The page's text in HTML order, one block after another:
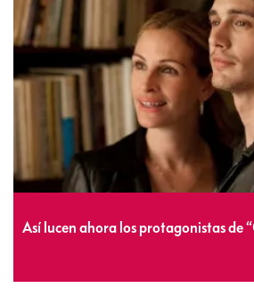
Así lucen ahora los protagonistas de